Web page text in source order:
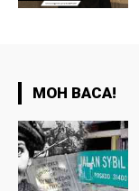
MOH BACA!